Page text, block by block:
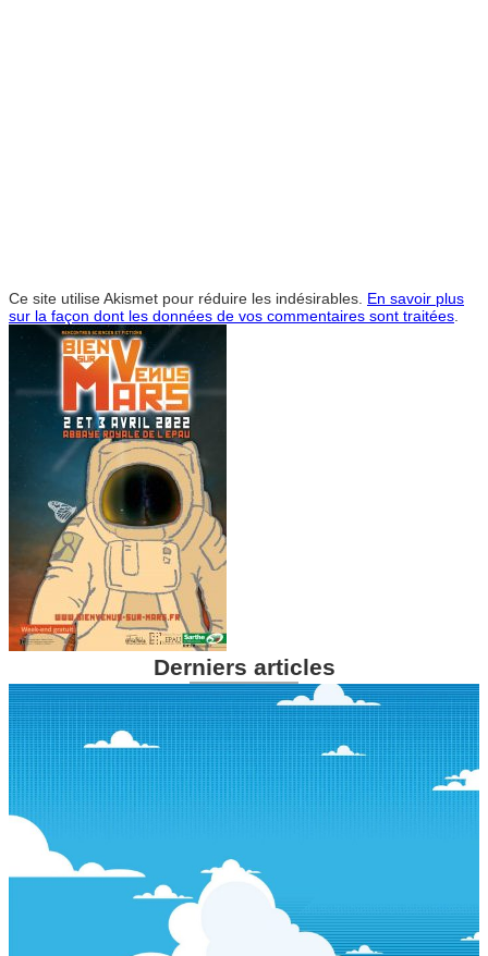
Ce site utilise Akismet pour réduire les indésirables. En savoir plus
sur la façon dont les données de vos commentaires sont traitées
Derniers articles